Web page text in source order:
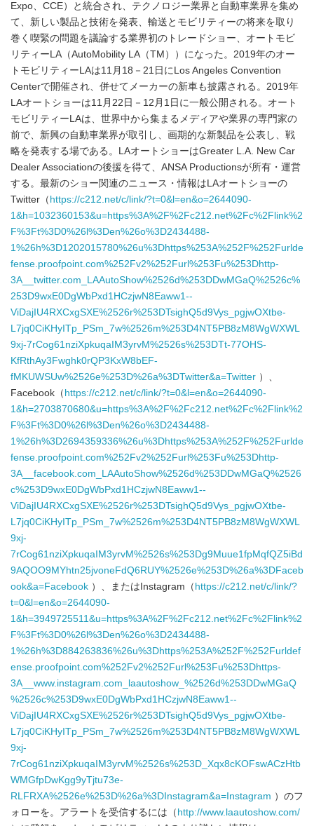
Expo、CCE）と統合され、テクノロジー業界と自動車業界を集め
て、新しい製品と技術を発表、輸送とモビリティーの将来を取り
巻く喫緊の問題を議論する業界初のトレードショー、オートモビ
リティーLA（AutoMobility LA（TM））になった。2019年のオー
トモビリティーLAは11月18－21日にLos Angeles Convention
Centerで開催され、併せてメーカーの新車も披露される。2019年
LAオートショーは11月22日－12月1日に一般公開される。オート
モビリティーLAは、世界中から集まるメディアや業界の専門家の
前で、新興の自動車業界が取引し、画期的な新製品を公表し、戦
略を発表する場である。LAオートショーはGreater L.A. New Car
Dealer Associationの後援を得て、ANSA Productionsが所有・運営
する。最新のショー関連のニュース・情報はLAオートショーの
Twitter（ https://c212.net/c/link/?t=0&l=en&o=2644090-
1&h=1032360153&u=https%3A%2F%2Fc212.net%2Fc%2Flink%2
F%3Ft%3D0%26l%3Den%26o%3D2434488-
1%26h%3D1202015780%26u%3Dhttps%253A%252F%252Furlde
fense.proofpoint.com%252Fv2%252Furl%253Fu%253Dhttp-
3A__twitter.com_LAAutoShow%2526d%253DDwMGaQ%2526c%
253D9wxE0DgWbPxd1HCzjwN8Eaww1--
ViDajIU4RXCxgSXE%2526r%253DTsighQ5d9Vys_pgjwOXtbe-
L7jq0CiKHyITp_PSm_7w%2526m%253D4NT5PB8zM8WgWXWL
9xj-7rCog61nziXpkuqaIM3yrvM%2526s%253DTt-77OHS-
KfRthAy3Fwghk0rQP3KxW8bEF-
fMKUWSUw%2526e%253D%26a%3DTwitter&a=Twitter ）、
Facebook（ https://c212.net/c/link/?t=0&l=en&o=2644090-
1&h=2703870680&u=https%3A%2F%2Fc212.net%2Fc%2Flink%2
F%3Ft%3D0%26l%3Den%26o%3D2434488-
1%26h%3D2694359336%26u%3Dhttps%253A%252F%252Furlde
fense.proofpoint.com%252Fv2%252Furl%253Fu%253Dhttp-
3A__facebook.com_LAAutoShow%2526d%253DDwMGaQ%2526
c%253D9wxE0DgWbPxd1HCzjwN8Eaww1--
ViDajIU4RXCxgSXE%2526r%253DTsighQ5d9Vys_pgjwOXtbe-
L7jq0CiKHyITp_PSm_7w%2526m%253D4NT5PB8zM8WgWXWL
9xj-
7rCog61nziXpkuqaIM3yrvM%2526s%253Dg9Muue1fpMqfQZ5iBd
9AQOO9MYhtn25jvoneFdQ6RUY%2526e%253D%26a%3DFaceb
ook&a=Facebook ）、またはInstagram（ https://c212.net/c/link/?
t=0&l=en&o=2644090-
1&h=3949725511&u=https%3A%2F%2Fc212.net%2Fc%2Flink%2
F%3Ft%3D0%26l%3Den%26o%3D2434488-
1%26h%3D884263836%26u%3Dhttps%253A%252F%252Furldef
ense.proofpoint.com%252Fv2%252Furl%253Fu%253Dhttps-
3A__www.instagram.com_laautoshow_%2526d%253DDwMGaQ
%2526c%253D9wxE0DgWbPxd1HCzjwN8Eaww1--
ViDajIU4RXCxgSXE%2526r%253DTsighQ5d9Vys_pgjwOXtbe-
L7jq0CiKHyITp_PSm_7w%2526m%253D4NT5PB8zM8WgWXWL
9xj-
7rCog61nziXpkuqaIM3yrvM%2526s%253D_Xqx8cKOFswACzHtb
WMGfpDwKgg9yTjtu73e-
RLFRXA%2526e%253D%26a%3DInstagram&a=Instagram ）のフ
ォローを。アラートを受信するには（ http://www.laautoshow.com/